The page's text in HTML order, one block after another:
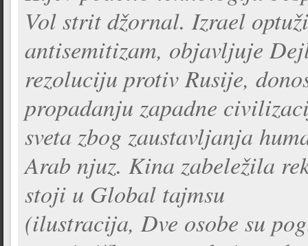
Vol strit džornal. Izrael
antisemitizam, objavljuje
rezoluciju protiv Rusije,
propadanju zapadne
sveta zbog zaustavljanja
Arab njuz. Kina zabeležila
stoji u Global tajmsu
(ilustracija, Dve osobe su